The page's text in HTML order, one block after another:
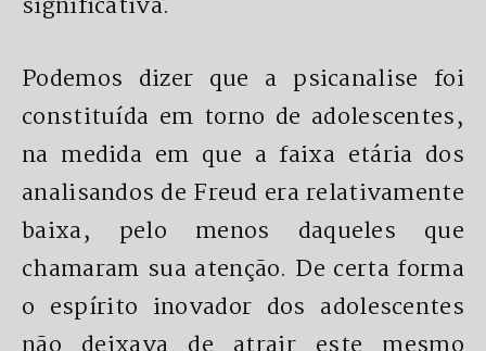
Podemos dizer que a psicanalise foi
constituída em torno de adolescentes,
na medida em que a faixa etária dos
analisandos de Freud era relativamente
baixa, pelo menos daqueles que
chamaram sua atenção. De certa forma
o espírito inovador dos adolescentes